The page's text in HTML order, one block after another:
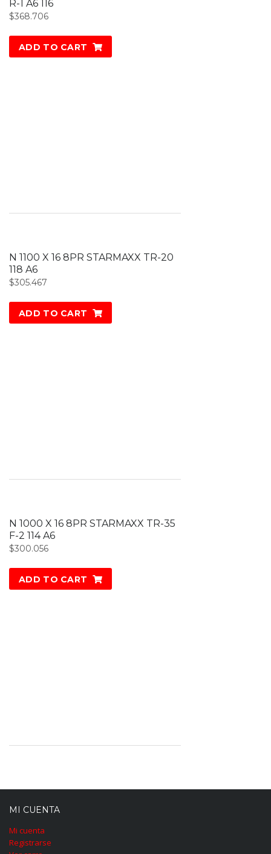
R-1 A6 116
$368.706
ADD TO CART
N 1100 X 16 8PR STARMAXX TR-20
118 A6
$305.467
ADD TO CART
N 1000 X 16 8PR STARMAXX TR-35
F-2 114 A6
$300.056
ADD TO CART
MI CUENTA
Mi cuenta
Registrarse